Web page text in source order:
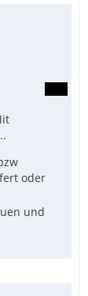
oder
und